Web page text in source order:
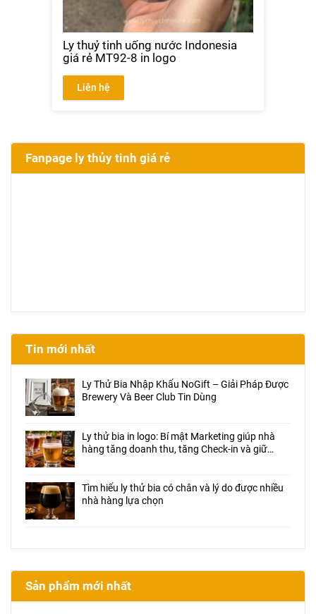
Ly thuỷ tinh uống nước Indonesia
giá rẻ MT92-8 in logo
Liên hệ
Fanpage ly thủy tinh giá rẻ
Tin mới nhất
Ly Thử Bia Nhập Khẩu NoGift – Giải Pháp Được
Brewery Và Beer Club Tin Dùng
Ly thử bia in logo: Bí mật Marketing giúp nhà
hàng tăng doanh thu, tăng Check-in và giữ
Tìm hiểu ly thử bia có chân và lý do được nhiều
nhà hàng lựa chọn
Sản phẩm mới nhất